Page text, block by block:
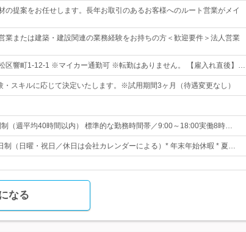
の提案をお任せします。長年お取引のあるお客様へのルート営業がメイ
業または建築・建設関連の業務経験をお持ちの方＜歓迎要件＞法人営業
区響町1-12-1 ※マイカー通勤可 ※転勤はありません。 【雇入れ直後】…
スキルに応じて決定いたします。※試用期間3ヶ月（待遇変更なし）
（週平均40時間以内） 標準的な勤務時間帯／9:00～18:00実働8時…
制（日曜・祝日／休日は会社カレンダーによる）* 年末年始休暇 * 夏…
なる